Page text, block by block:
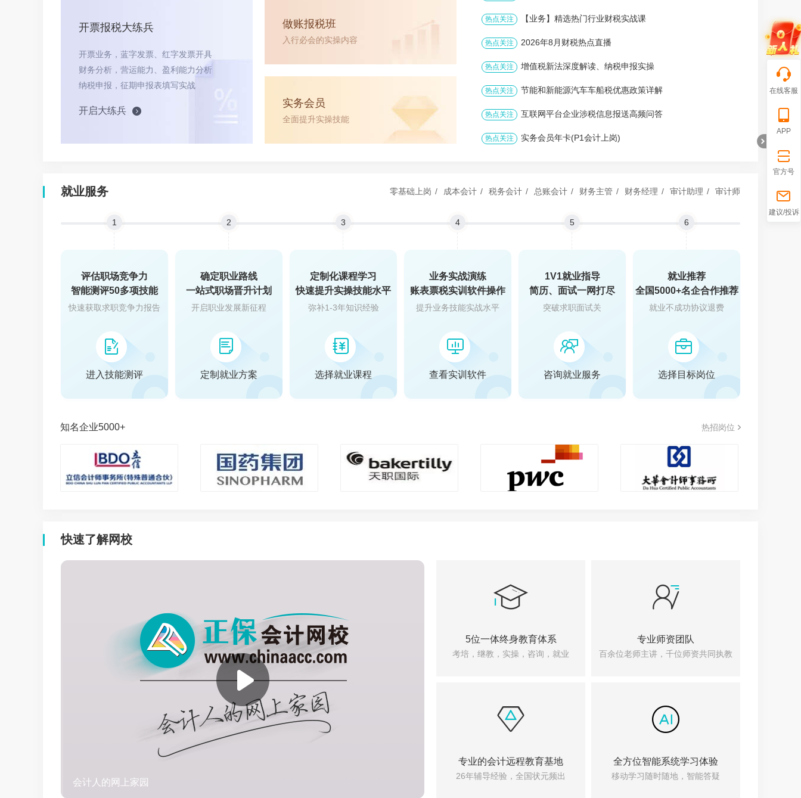
开票报税大练兵
开票业务，蓝字发票、红字发票开具
财务分析，营运能力、盈利能力分析
纳税申报，征期申报表填写实战
开启大练兵
做账报税班
入行必会的实操内容
实务会员
全面提升实操技能
热点关注 【业务】精选热门行业财税实战课
热点关注 2026年8月财税热点直播
热点关注 增值税新法深度解读、纳税申报实操
热点关注 节能和新能源汽车车船税优惠政策详解
热点关注 互联网平台企业涉税信息报送高频问答
热点关注 实务会员年卡(P1会计上岗)
就业服务 零基础上岗 / 成本会计 / 税务会计 / 总账会计 / 财务主管 / 财务经理 / 审计助理 / 审计师
1
评估职场竞争力
智能测评50多项技能
快速获取求职竞争力报告
进入技能测评
2
确定职业路线
一站式职场晋升计划
开启职业发展新征程
定制就业方案
3
定制化课程学习
快速提升实操技能水平
弥补1-3年知识经验
选择就业课程
4
业务实战演练
账表票税实训软件操作
提升业务技能实战水平
查看实训软件
5
1V1就业指导
简历、面试一网打尽
突破求职面试关
咨询就业服务
6
就业推荐
全国5000+名企合作推荐
就业不成功协议退费
选择目标岗位
知名企业5000+ 热招岗位
快速了解网校
会计人的网上家园
5位一体终身教育体系
考培，继教，实操，咨询，就业
专业师资团队
百余位老师主讲，千位师资共同执教
专业的会计远程教育基地
26年辅导经验，全国状元频出
全方位智能系统学习体验
移动学习随时随地，智能答疑
在线客服
APP
官方号
建议/投诉